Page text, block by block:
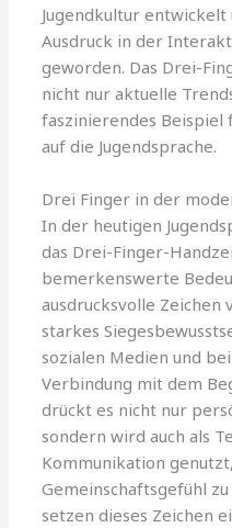
Jugendkultur
Ausdruck in der
geworden. Das Drei-
nicht nur aktuelle
faszinierendes Beispiel
auf die Jugendsprache.
Drei Finger in der
In der heutigen
das Drei-Finger-
bemerkenswerte
ausdrucksvolle
starkes
sozialen Medien und
Verbindung mit dem
drückt es nicht nur
sondern wird auch als
Kommunikation
Gemeinschaftsgefühl
setzen dieses Zeichen